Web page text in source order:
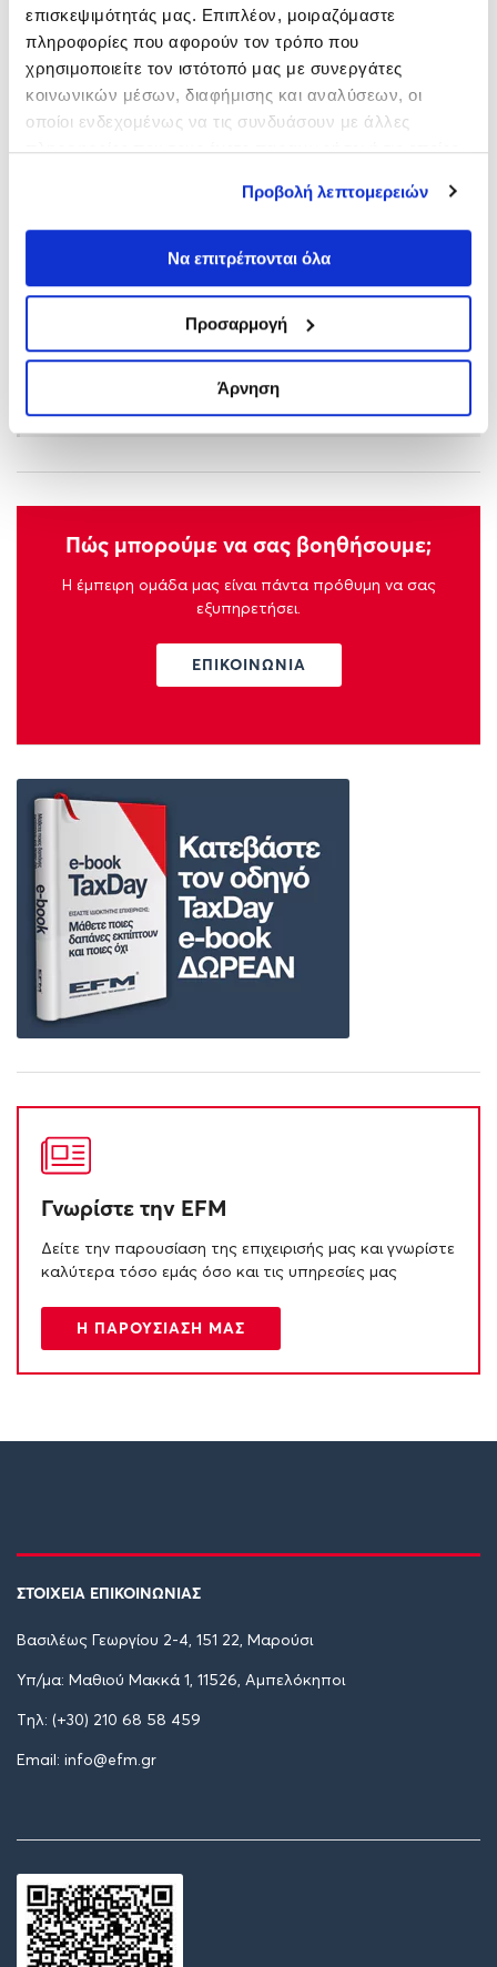
επισκεψιμότητάς μας. Επιπλέον, μοιραζόμαστε
πληροφορίες που αφορούν τον τρόπο που
χρησιμοποιείτε τον ιστότοπό μας με συνεργάτες
κοινωνικών μέσων, διαφήμισης και αναλύσεων, οι
οποίοι ενδεχομένως να τις συνδυάσουν με άλλες
πληροφορίες που τους έχετε παραχωρήσει ή τις οποίες
Προβολή λεπτομερειών
Να επιτρέπονται όλα
Προσαρμογή
Άρνηση
Δελτία Τύπου
Νομολογία – Νομοθεσία
Φορολογία Φυσικών Προσώπων
Πώς μπορούμε να σας βοηθήσουμε;
Η έμπειρη ομάδα μας είναι πάντα πρόθυμη να σας
εξυπηρετήσει.
ΕΠΙΚΟΙΝΩΝΙΑ
Γνωρίστε την EFM
Δείτε την παρουσίαση της επιχειρισής μας και γνωρίστε
καλύτερα τόσο εμάς όσο και τις υπηρεσίες μας
Η ΠΑΡΟΥΣΙΑΣΗ ΜΑΣ
ΣΤΟΙΧΕΙΑ ΕΠΙΚΟΙΝΩΝΙΑΣ
Βασιλέως Γεωργίου 2-4, 151 22, Μαρούσι
Υπ/μα: Μαθιού Μακκά 1, 11526, Αμπελόκηποι
Tηλ: (+30) 210 68 58 459
Email: info@efm.gr